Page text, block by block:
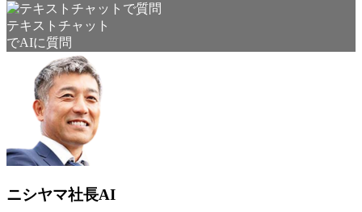
テキストチャット
でAIに質問
ニシヤマ社長AI